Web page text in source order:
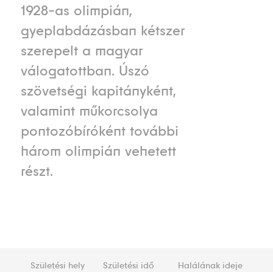
1928-as olimpián,
gyeplabdázásban kétszer
szerepelt a magyar
válogatottban. Úszó
szövetségi kapitányként,
valamint műkorcsolya
pontozóbíróként további
három olimpián vehetett
részt.
Születési hely
Születési idő
Halálának ideje